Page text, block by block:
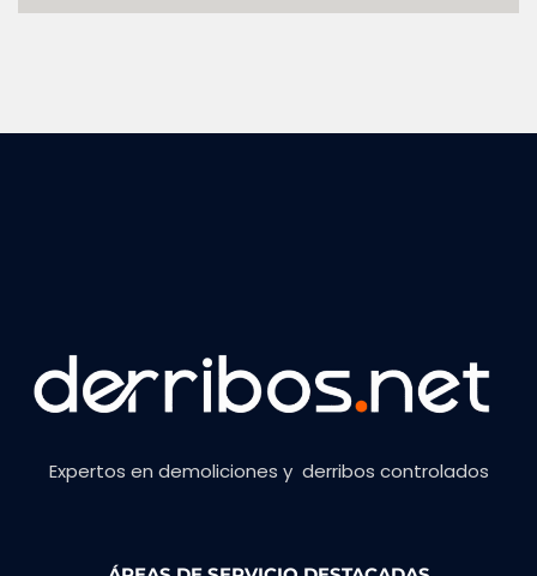
Expertos en demoliciones y derribos controlados